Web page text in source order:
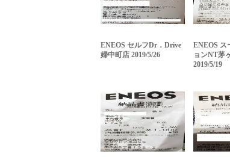
ENEOS セルフDr．Drive
婦中町店 2019/5/26
ENEOS ス
ョンNT茅
2019/5/19